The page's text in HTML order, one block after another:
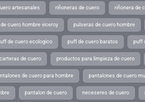
artesanales riñoneras de cuero riñonera de
cuero hombre viceroy pulseras de cuero hombre
de cuero ecologico puff de cuero baratos puff
de cuero productos para limpieza de cuero
de cuero para hombre pantalones de cuero
pantalon de cuero neceseres de cuero